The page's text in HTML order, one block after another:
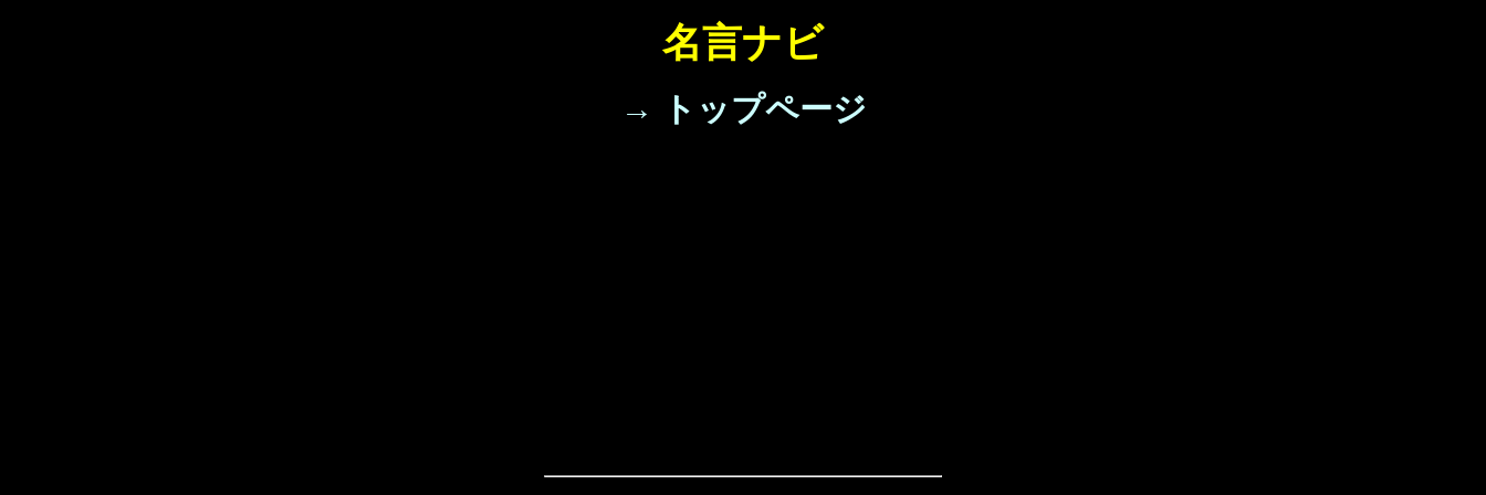
名言ナビ
→ トップページ